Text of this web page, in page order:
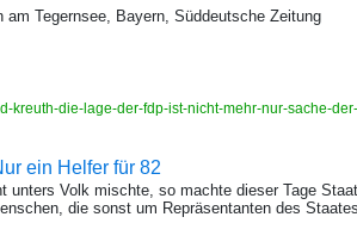
Tegernsee, Bayern, Süddeutsche Zeitung
kreuth-die-lage-der-fdp-ist-nicht-mehr-nur-sache-
ein Helfer für 82
unters Volk mischte, so machte dieser Tage
die sonst um Repräsentanten des